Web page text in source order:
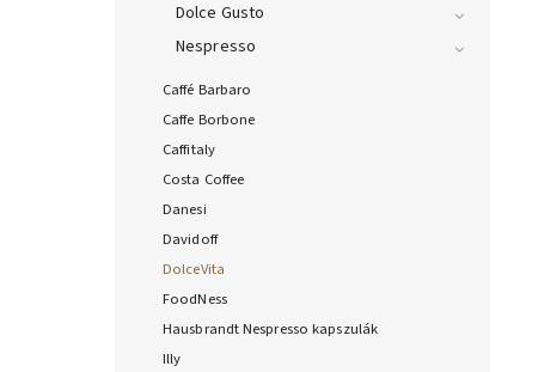
Dolce Gusto
Nespresso
Caffé Barbaro
Caffe Borbone
Caffitaly
Costa Coffee
Danesi
Davidoff
DolceVita
FoodNess
Hausbrandt Nespresso kapszulák
Illy